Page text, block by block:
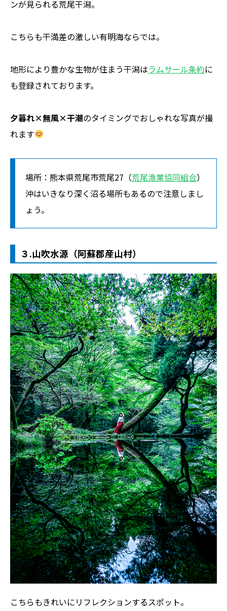
ンが見られる荒尾干潟。
こちらも干満差の激しい有明海ならでは。
地形により豊かな生物が住まう干潟はラムサール条約に
も登録されております。
夕暮れ×無風×干潮のタイミングでおしゃれな写真が撮
れます
場所：熊本県荒尾市荒尾27（荒尾漁業協同組合）
沖はいきなり深く沼る場所もあるので注意しまし
ょう。
３.山吹水源（阿蘇郡産山村）
こちらもきれいにリフレクションするスポット。